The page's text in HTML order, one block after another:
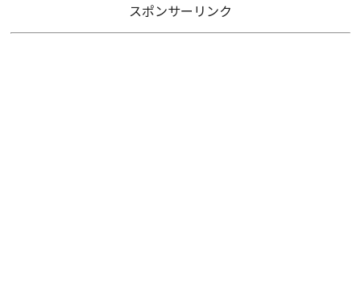
スポンサーリンク